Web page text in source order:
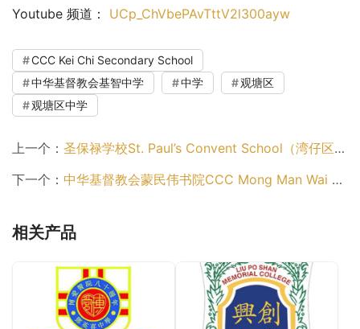
Youtube 频道： UCp_ChVbePAvTttV2l300ayw
CCC Kei Chi Secondary School
中华基督教会基智中学
中学
观塘区
观塘区中学
上一个： 圣保禄学校St. Paul’s Convent School（湾仔区中学）
下一个： 中华基督教会蒙民伟书院CCC Mong Man Wai College（观塘区中学）
相关产品